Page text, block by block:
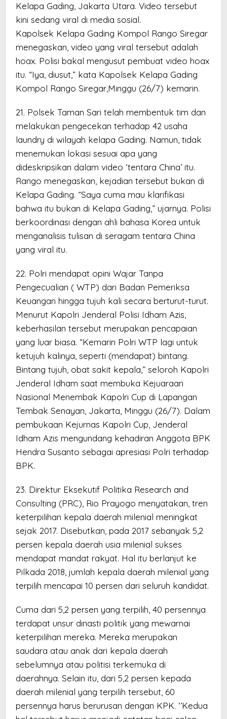
Kelapa Gading, Jakarta Utara. Video tersebut
kini sedang viral di media sosial.
Kapolsek Kelapa Gading Kompol Rango Siregar
menegaskan, video yang viral tersebut adalah
hoax. Polisi bakal mengusut pembuat video hoax
itu. “Iya, diusut,” kata Kapolsek Kelapa Gading
Kompol Rango Siregar,Minggu (26/7) kemarin.
21. Polsek Taman Sari telah membentuk tim dan
melakukan pengecekan terhadap 42 usaha
laundry di wilayah kelapa Gading. Namun, tidak
menemukan lokasi sesuai apa yang
dideskripsikan dalam video ‘tentara China’ itu.
Rango menegaskan, kejadian tersebut bukan di
Kelapa Gading. “Saya cuma mau klarifikasi
bahwa itu bukan di Kelapa Gading,” ujarnya. Polisi
berkoordinasi dengan ahli bahasa Korea untuk
menganalisis tulisan di seragam tentara China
yang viral itu.
22. Polri mendapat opini Wajar Tanpa
Pengecualian ( WTP) dari Badan Pemeriksa
Keuangan hingga tujuh kali secara berturut-turut.
Menurut Kapolri Jenderal Polisi Idham Azis,
keberhasilan tersebut merupakan pencapaian
yang luar biasa. “Kemarin Polri WTP lagi untuk
ketujuh kalinya, seperti (mendapat) bintang.
Bintang tujuh, obat sakit kepala,” seloroh Kapolri
Jenderal Idham saat membuka Kejuaraan
Nasional Menembak Kapolri Cup di Lapangan
Tembak Senayan, Jakarta, Minggu (26/7). Dalam
pembukaan Kejurnas Kapolri Cup, Jenderal
Idham Azis mengundang kehadiran Anggota BPK
Hendra Susanto sebagai apresiasi Polri terhadap
BPK.
23. Direktur Eksekutif Politika Research and
Consulting (PRC), Rio Prayogo menyatakan, tren
keterpilihan kepala daerah milenial meningkat
sejak 2017. Disebutkan, pada 2017 sebanyak 5,2
persen kepala daerah usia milenial sukses
mendapat mandat rakyat. Hal itu berlanjut ke
Pilkada 2018, jumlah kepala daerah milenial yang
terpilih mencapai 10 persen dari seluruh kandidat.
Cuma dari 5,2 persen yang terpilih, 40 persennya
terdapat unsur dinasti politik yang mewarnai
keterpilihan mereka. Mereka merupakan
saudara atau anak dari kepala daerah
sebelumnya atau politisi terkemuka di
daerahnya. Selain itu, dari 5,2 persen kepada
daerah milenial yang terpilih tersebut, 60
persennya harus berurusan dengan KPK. ‘’Kedua